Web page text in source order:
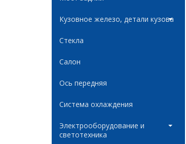
Кузовное железо, детали кузова
Стекла
Салон
Ось передняя
Система охлаждения
Электрооборудование и
светотехника